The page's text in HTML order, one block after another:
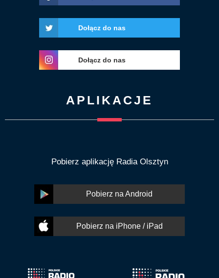
Dołącz do nas
Dołącz do nas
APLIKACJE
Pobierz aplikację Radia Olsztyn
Pobierz na Android
Pobierz na iPhone / iPad